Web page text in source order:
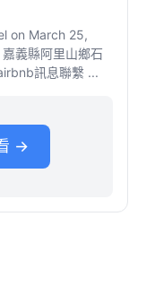
on March 25,
義縣阿里山鄉石
訊息聯繫 ...
→